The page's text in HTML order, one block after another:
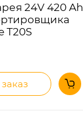
24V 420 Ah
T20S